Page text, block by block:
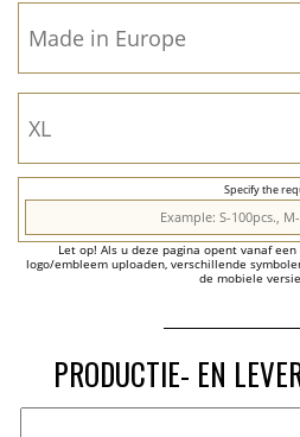
Specify the
Let op! Als u deze pagina opent vanaf
logo/embleem uploaden, verschillende
de mobiele
PRODUCTIE- EN